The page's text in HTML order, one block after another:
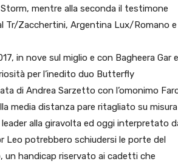
mentre alla seconda il testimone
Tr/Zacchertini, Argentina Lux/Romano e
in nove sul miglio e con Bagheera Gar e
per l’inedito duo Butterfly
di Andrea Sarzetto con l’omonimo
media distanza pare ritagliato su misura
alla giravolta ed oggi interpretato
Leo potrebbero schiudersi le porte del
un handicap riservato ai cadetti che